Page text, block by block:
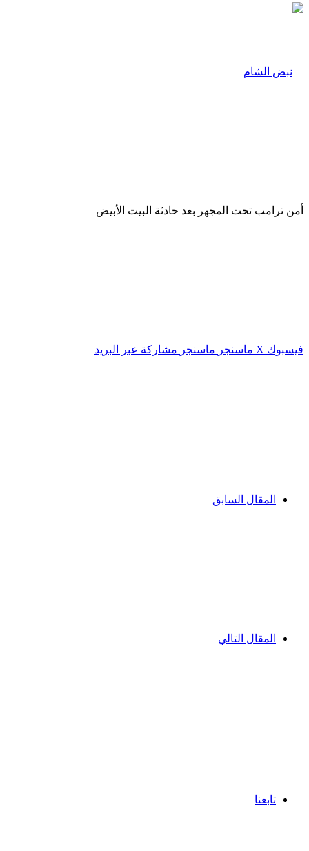
أمن ترامب تحت المجهر بعد حادثة البيت الأبيض
فيسبوك ‫X ماسنجر ماسنجر مشاركة عبر البريد
المقال السابق
المقال التالي
تابعنا